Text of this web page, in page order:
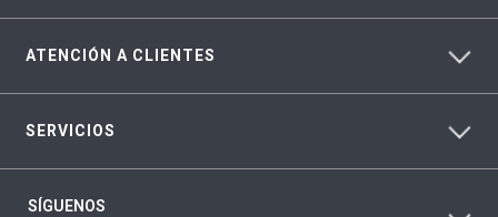
ATENCIÓN A CLIENTES
SERVICIOS
SÍGUENOS